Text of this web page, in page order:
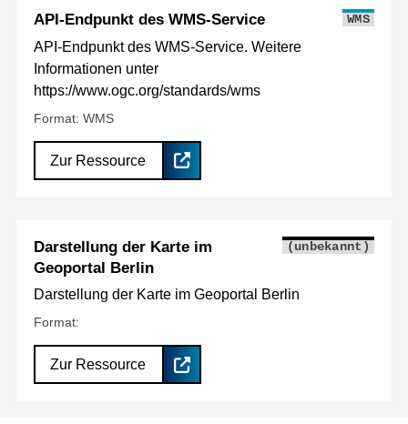
API-Endpunkt des WMS-Service WMS
API-Endpunkt des WMS-Service. Weitere
Informationen unter
https://www.ogc.org/standards/wms
Format: WMS
Zur Ressource
Darstellung der Karte im
Geoportal Berlin
(unbekannt)
Darstellung der Karte im Geoportal Berlin
Format:
Zur Ressource